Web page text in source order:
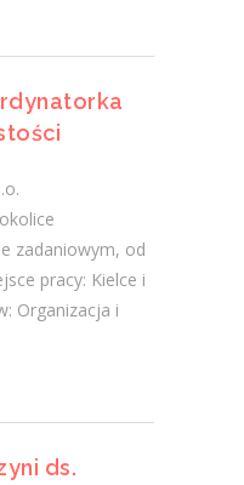
zadaniowym, od
pracy: Kielce i
Organizacja i
ds.